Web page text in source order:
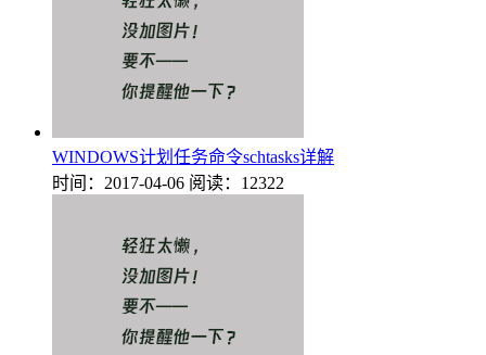
WINDOWS计划任务命令schtasks详解
时间：2017-04-06 阅读：12322